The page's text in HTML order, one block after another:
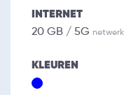
INTERNET
20 GB / 5G netwerk
KLEUREN